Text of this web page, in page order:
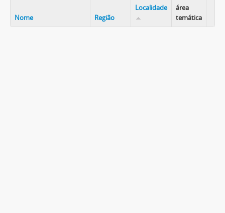
Nome Região
Localidade
área
temática